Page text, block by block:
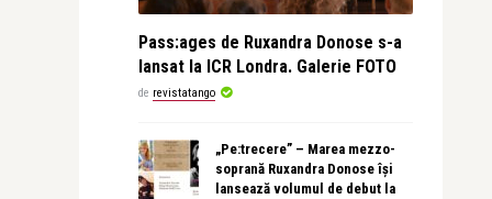
Pass:ages de Ruxandra Donose s-a
lansat la ICR Londra. Galerie FOTO
de revistatango
„Pe:trecere” – Marea mezzo-
soprană Ruxandra Donose își
lansează volumul de debut la